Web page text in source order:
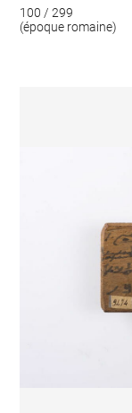
100 / 299
(époque romaine)